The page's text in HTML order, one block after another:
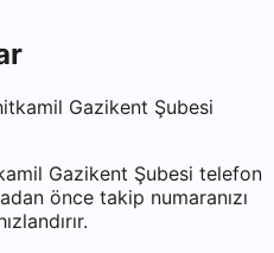
Gazikent Şubesi
Gazikent Şubesi telefon
önce takip numaranızı